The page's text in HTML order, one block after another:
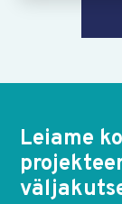
Leiame